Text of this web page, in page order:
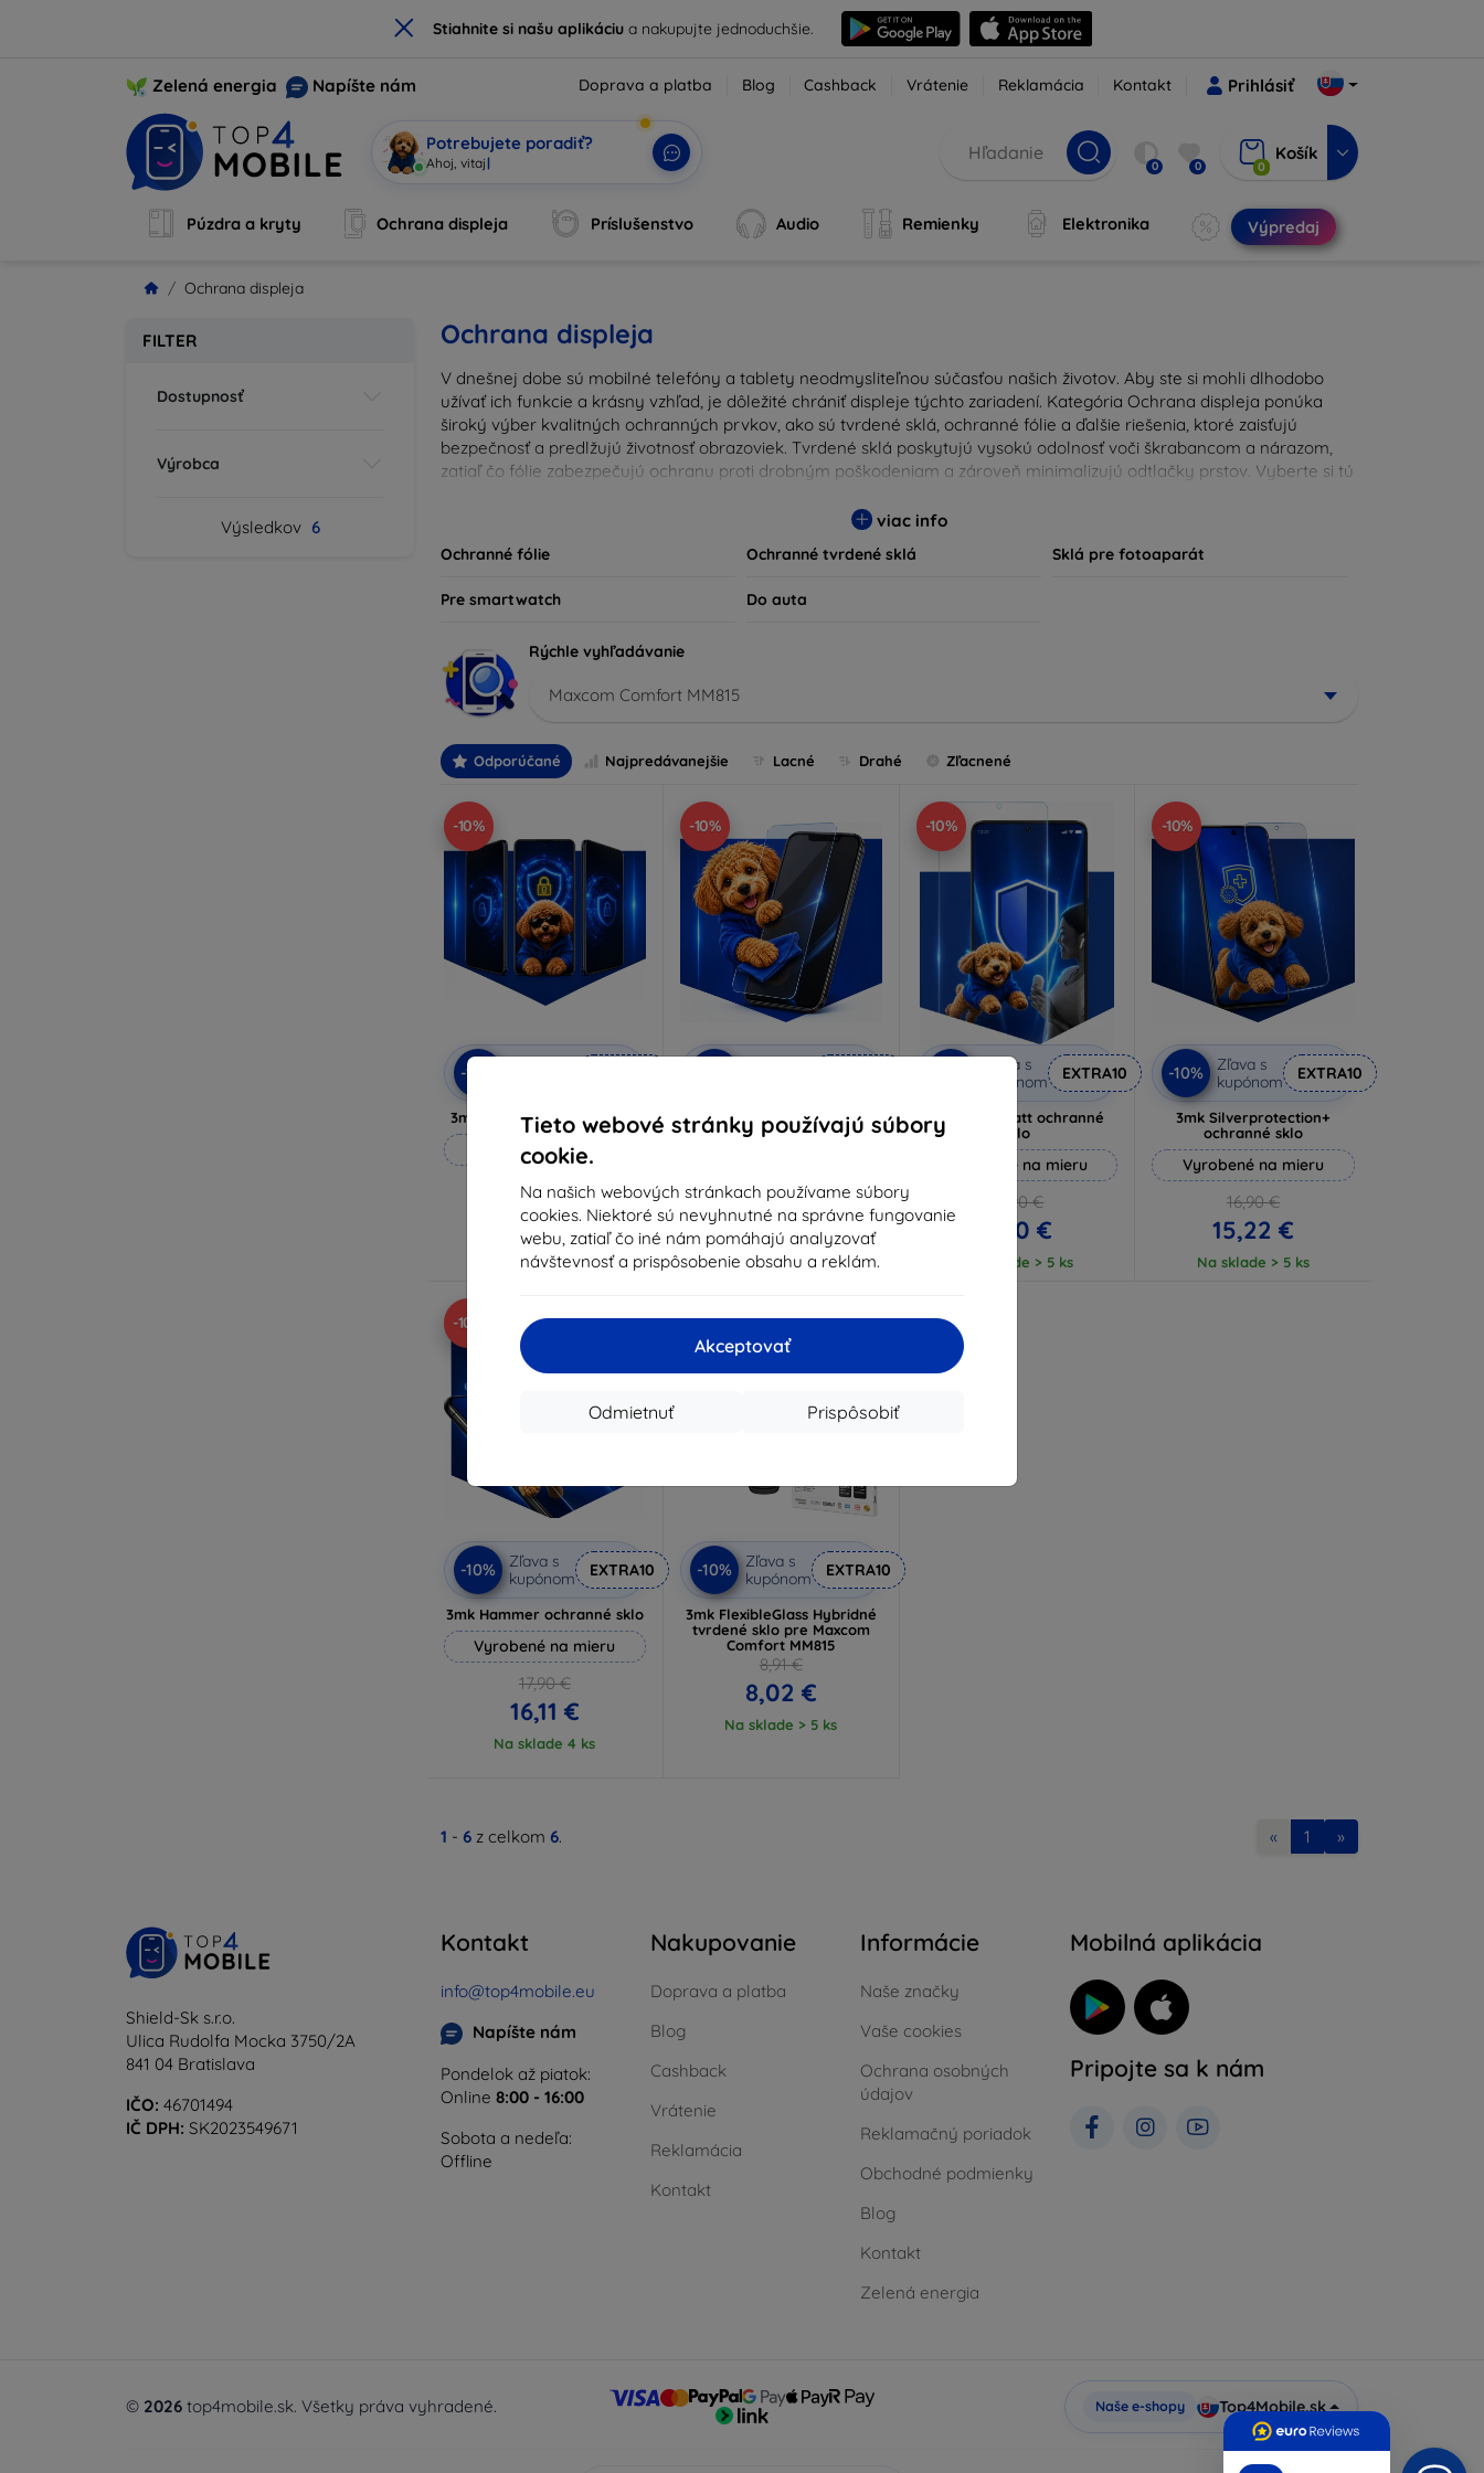
× Stiahnite si našu aplikáciua nakupujte jednoduchšie.
Tieto webové stránky používajú súbory
cookie.
Na našich webových stránkach používame súbory
cookies. Niektoré sú nevyhnutné na správne fungovanie
webu, zatiaľ čo iné nám pomáhajú analyzovať
návštevnosť a prispôsobenie obsahu a reklám.
Akceptovať
Prispôsobiť
Odmietnuť
Zelená energia Napíšte nám Doprava a platba Blog Cashback Vrátenie Reklamácia Kontakt Prihlásiť
Potrebujete poradiť?
Som M| 0 0 0
Košík
Púzdra a kryty Ochrana displeja Príslušenstvo Audio Remienky Elektronika Výpredaj
Ochrana displeja
FILTER
Dostupnosť
Výrobca
Výsledkov 6
Ochrana displeja
V dnešnej dobe sú mobilné telefóny a tablety neodmysliteľnou súčasťou našich životov. Aby ste si mohli dlhodobo
užívať ich funkcie a krásny vzhľad, je dôležité chrániť displeje týchto zariadení. Kategória Ochrana displeja ponúka
široký výber kvalitných ochranných prvkov, ako sú tvrdené sklá, ochranné fólie a ďalšie riešenia, ktoré zaisťujú
bezpečnosť a predlžujú životnosť obrazoviek. Tvrdené sklá poskytujú vysokú odolnosť voči škrabancom a nárazom,
zatiaľ čo fólie zabezpečujú ochranu proti drobným poškodeniam a zároveň minimalizujú odtlačky prstov. Vyberte si tú
produkty kompatibilné s rôznymi značkami a modelmi, čím zaručujeme, že každý zákazník nájde ideálnu ochranu pre
viac info
Ochranné fólie Ochranné tvrdené sklá Sklá pre fotoaparát
Pre smartwatch Do auta
Rýchle vyhľadávanie
Maxcom Comfort MM815
Odporúčané Najpredávanejšie Lacné Drahé Zľacnené
-10%
-10%
3mk Privacy ochranné sklo
Vyrobené na mieru
18,91 €
17,01 €
Na sklade 3 ks
-10%
3mk Anti-Shock ochranné
sklo
14,90 €
13,41 €
Na sklade > 5 ks
-10%
Zľava s
kupónom
EXTRA10
3mk Pure Matt ochranné
sklo
Vyrobené na mieru
10,90 €
9,80 €
Na sklade > 5 ks
-10%
-10%
Zľava s
kupónom
EXTRA10
3mk Silverprotection+
ochranné sklo
Vyrobené na mieru
16,90 €
15,22 €
Na sklade > 5 ks
-10%
-10%
Zľava s
kupónom
EXTRA10
3mk Hammer ochranné sklo
Vyrobené na mieru
17,90 €
16,11 €
Na sklade 4 ks
-10%
-10%
Zľava s
kupónom
EXTRA10
3mk FlexibleGlass Hybridné
tvrdené sklo pre Maxcom
Comfort MM815
8,91 €
8,02 €
Na sklade > 5 ks
1 - 6 z celkom 6. « 1 »
Shield-Sk s.r.o.
Ulica Rudolfa Mocka 3750/2A
841 04 Bratislava
IČO: 46701494
IČ DPH: SK2023549671
Kontakt
info@top4mobile.eu
Napíšte nám
Pondelok až piatok:
Online 8:00 - 16:00
Sobota a nedeľa:
Offline
Nakupovanie
Doprava a platba
Blog
Cashback
Vrátenie
Reklamácia
Kontakt
Informácie
Naše značky
Vaše cookies
Ochrana osobných
údajov
Reklamačný poriadok
Obchodné podmienky
Blog
Kontakt
Zelená energia
Mobilná aplikácia
Pripojte sa k nám
© 2026 top4mobile.sk. Všetky práva vyhradené. Naše e-shopy Top4Mobile.sk